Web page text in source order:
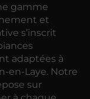
gamme
et
s’inscrit
adaptées à
en-Laye. Notre
sur